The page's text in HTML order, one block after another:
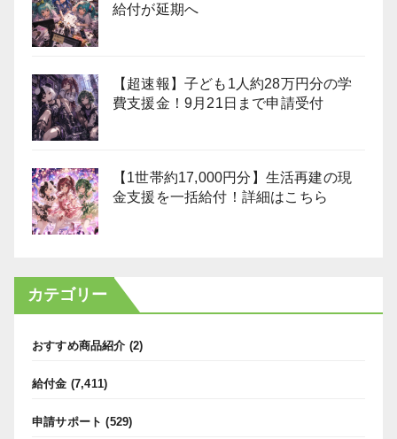
給付が延期へ
【超速報】子ども1人約28万円分の学
費支援金！9月21日まで申請受付
【1世帯約17,000円分】生活再建の現
金支援を一括給付！詳細はこちら
カテゴリー
おすすめ商品紹介 (2)
給付金 (7,411)
申請サポート (529)